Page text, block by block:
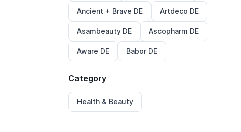
Ancient + Brave DE Artdeco DE
Asambeauty DE Ascopharm DE
Aware DE Babor DE
Category
Health & Beauty